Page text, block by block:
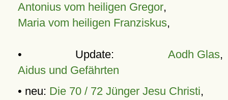
Antonius vom heiligen Gregor,
Maria vom heiligen Franziskus,
• Update: Aodh Glas,
Aidus und Gefährten
• neu: Die 70 / 72 Jünger Jesu Christi,